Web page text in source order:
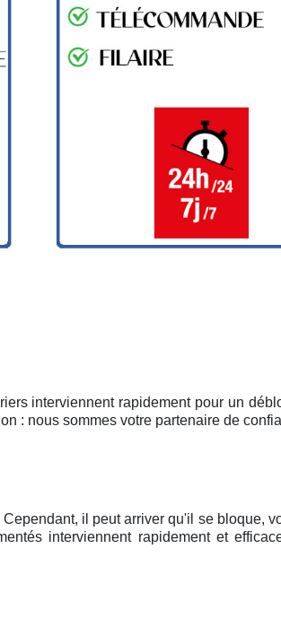
interviennent rapidement pour un
: nous sommes votre partenaire de
il peut arriver qu'il se bloque,
interviennent rapidement et